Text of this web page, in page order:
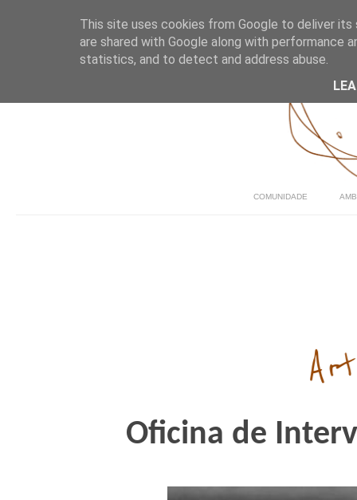
COMUNIDADE
Oficina de
This site uses cookies from Google to deliver
are shared with Google along with performance
statistics, and to detect and address abuse.